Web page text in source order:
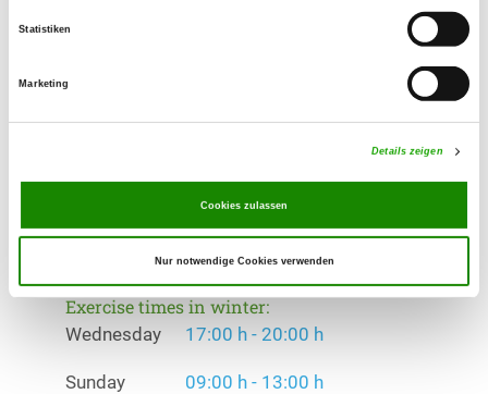
Statistiken
Marketing
Details zeigen
Cookies zulassen
Nur notwendige Cookies verwenden
E-Mail:
Exercise times in summer:
17:00 h - 20:00 h
09:00 h - 13:00 h
Exercise times in winter:
Wednesday 17:00 h - 20:00 h
Sunday 09:00 h - 13:00 h